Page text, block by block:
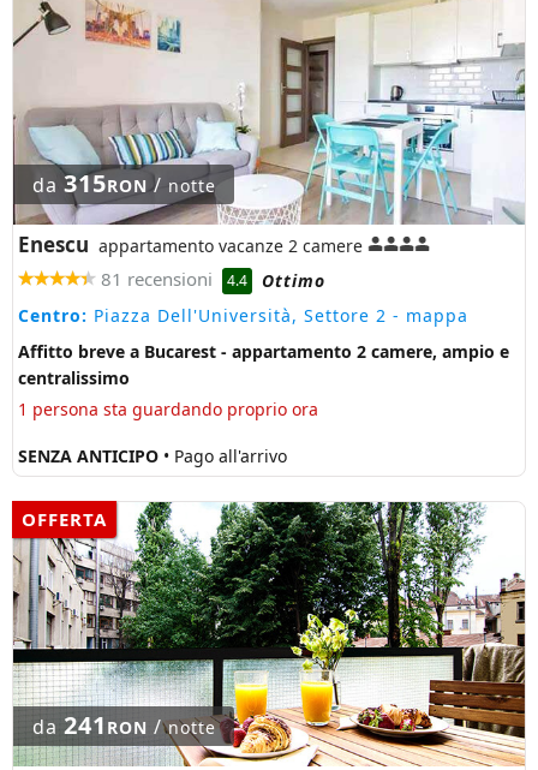
da 315RON/ notte
Enescu appartamento vacanze 2 camere
81 recensioni 4.4
Ottimo
Centro: Piazza Dell'Università, Settore 2 - mappa
Affitto breve a Bucarest - appartamento 2 camere, ampio e
centralissimo
1 persona sta guardando proprio ora
SENZA ANTICIPO • Pago all'arrivo
OFFERTA
da 241 RON /notte